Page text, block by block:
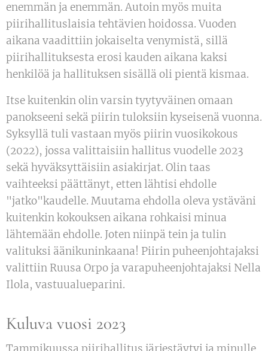
enemmän ja enemmän. Autoin myös muita
piirihallituslaisia tehtävien hoidossa. Vuoden
aikana vaadittiin jokaiselta venymistä, sillä
piirihallituksesta erosi kauden aikana kaksi
henkilöä ja hallituksen sisällä oli pientä kismaa.
Itse kuitenkin olin varsin tyytyväinen omaan
panokseeni sekä piirin tuloksiin kyseisenä vuonna.
Syksyllä tuli vastaan myös piirin vuosikokous
(2022), jossa valittaisiin hallitus vuodelle 2023
sekä hyväksyttäisiin asiakirjat. Olin taas
vaihteeksi päättänyt, etten lähtisi ehdolle
"jatko"kaudelle. Muutama ehdolla oleva ystäväni
kuitenkin kokouksen aikana rohkaisi minua
lähtemään ehdolle. Joten niinpä tein ja tulin
valituksi äänikuninkaana! Piirin puheenjohtajaksi
valittiin Ruusa Orpo ja varapuheenjohtajaksi Nella
Ilola, vastuualueparini.
Kuluva vuosi 2023